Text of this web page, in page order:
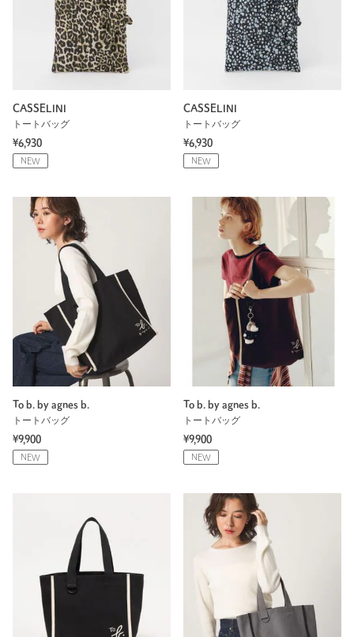
CASSELINI
トートバッグ
¥6,930
NEW
CASSELINI
トートバッグ
¥6,930
NEW
To b. by agnes b.
トートバッグ
¥9,900
NEW
To b. by agnes b.
トートバッグ
¥9,900
NEW